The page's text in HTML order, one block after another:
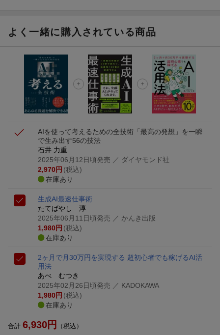
ト山分け
エントリー＆3,000円以上購入で無料データSIM（3GB/月プ
ラン）が当たる！
楽天モバイル紹介キャンペーンの拡散で300円OFFクーポン
進呈
よく一緒に購入されている商品
AIを使って考えるための全技術 「最高の発想」を一瞬
で生み出す56の技法
石井 力重
2025年06月12日頃発売 ／ ダイヤモンド社
2,970円 (税込)
在庫あり
生成AI最速仕事術
たてばやし 淳
2025年06月11日頃発売 ／ かんき出版
1,980円 (税込)
在庫あり
2ヶ月で月30万円を実現する 超初心者でも稼げるAI活
用法
あべ むつき
2025年02月26日頃発売 ／ KADOKAWA
1,980円 (税込)
在庫あり
合計 6,930円 （税込）